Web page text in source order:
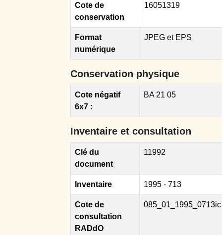
Cote de
conservation
16051319
Format
numérique
JPEG et EPS
Conservation physique
Cote négatif
6x7 :
BA 21 05
Inventaire et consultation
Clé du
document
11992
Inventaire 1995 - 713
Cote de
consultation
RADdO
085_01_1995_0713ic